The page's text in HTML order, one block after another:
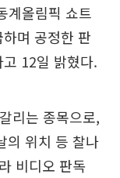
계올림픽 쇼트
며 공정한 판
12일 밝혔다.
리는 종목으로,
의 위치 등 찰나
비디오 판독